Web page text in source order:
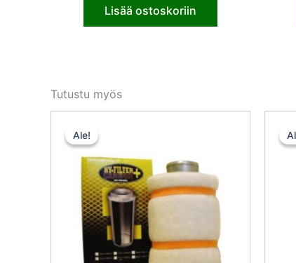
Lisää ostoskoriin
Tutustu myös
Ale!
Ale!